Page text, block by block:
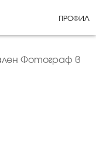
ПРОФИЛ
Фотограф в